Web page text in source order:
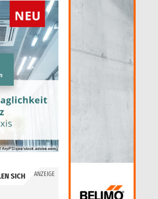
SICH ANZEIGE